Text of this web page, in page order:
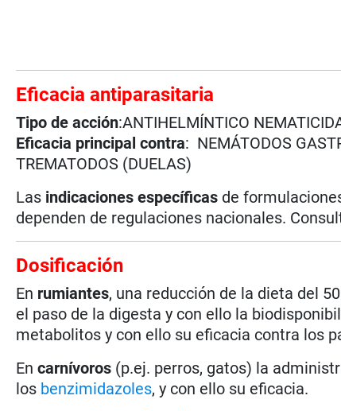
Eficacia antiparasitaria
Tipo de acción:ANTIHELMÍNTICO
Eficacia principal contra: NEMÁTODOS
TREMATODOS (DUELAS)
Las indicaciones específicas de
dependen de regulaciones nacionales.
Dosificación
En rumiantes, una reducción de la dieta del
el paso de la digesta y con ello la
metabolitos y con ello su eficacia contra los
Encarnívoros (p.ej. perros, gatos) la
los benzimidazoles, y con ello su eficacia.